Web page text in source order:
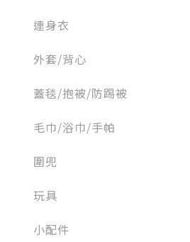
連身衣
外套/背心
蓋毯/抱被/防踢被
毛巾/浴巾/手帕
圍兜
玩具
小配件